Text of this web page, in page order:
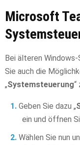
Microsoft
Bei älteren
Sie auch die
„Systemsteuerung“
Geben Sie dazu „
ein und öffnen
Wählen Sie nun